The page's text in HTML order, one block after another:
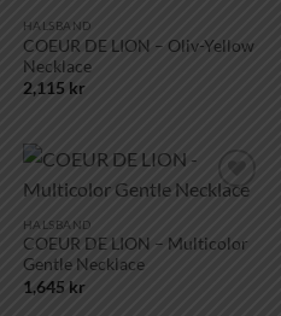
HALSBAND
COEUR DE LION – Oliv-Yellow
Necklace
2,115 kr
HALSBAND
COEUR DE LION – Multicolor
Gentle Necklace
1,645 kr